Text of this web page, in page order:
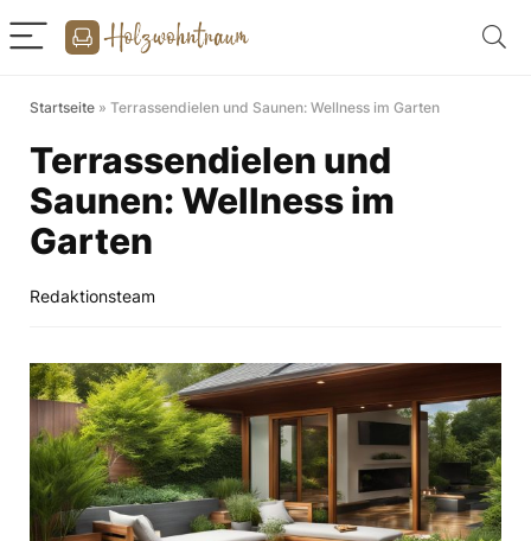
Startseite » Terrassendielen und Saunen: Wellness im Garten
Terrassendielen und
Saunen: Wellness im
Garten
Redaktionsteam